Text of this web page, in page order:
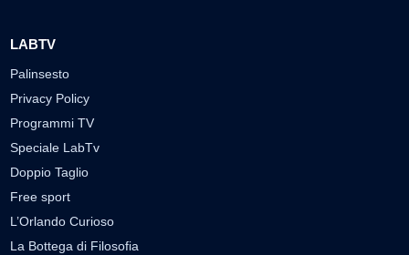
LABTV
Palinsesto
Privacy Policy
Programmi TV
Speciale LabTv
Doppio Taglio
Free sport
L’Orlando Curioso
La Bottega di Filosofia